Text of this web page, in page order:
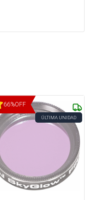
66%OFF
ÚLTIMA UNIDAD